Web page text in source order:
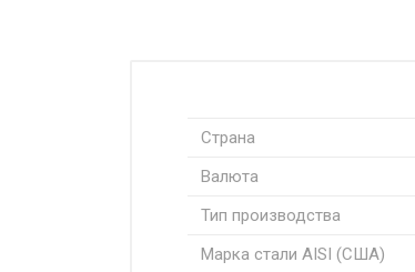
Страна
Валюта
Тип производства
Марка стали AISI (США)